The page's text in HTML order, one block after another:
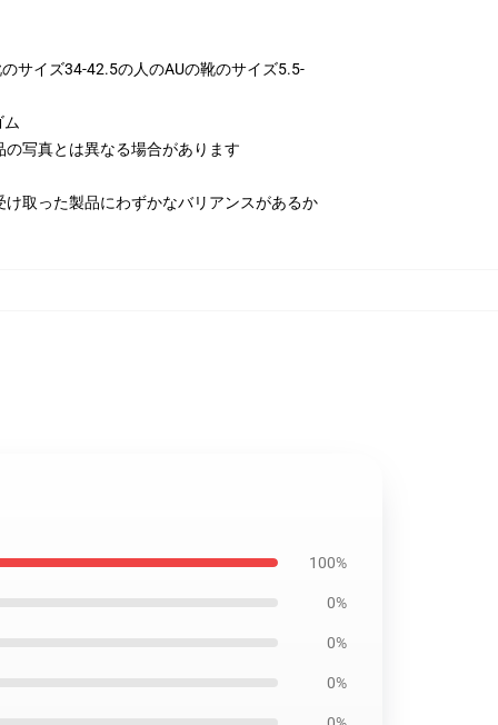
サイズ34-42.5の人のAUの靴のサイズ5.5-
ム
写真とは異なる場合があります
取った製品にわずかなバリアンスがあるか
100%
0%
0%
0%